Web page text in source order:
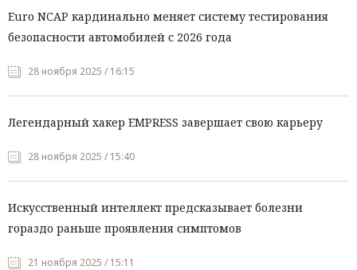
Euro NCAP кардинально меняет систему тестирования
безопасности автомобилей с 2026 года
28 ноября 2025 / 16:15
Легендарный хакер EMPRESS завершает свою карьеру
28 ноября 2025 / 15:40
Искусственный интеллект предсказывает болезни
гораздо раньше проявления симптомов
21 ноября 2025 / 15:11